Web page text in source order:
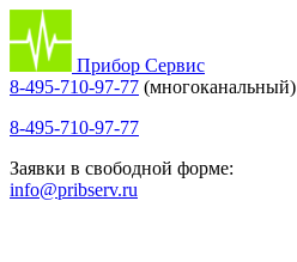
Прибор Сервис
8-495-710-97-77 (многоканальный)
8-495-710-97-77
Заявки в свободной форме:
info@pribserv.ru